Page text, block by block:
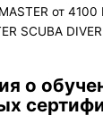
от
SCUBA
о